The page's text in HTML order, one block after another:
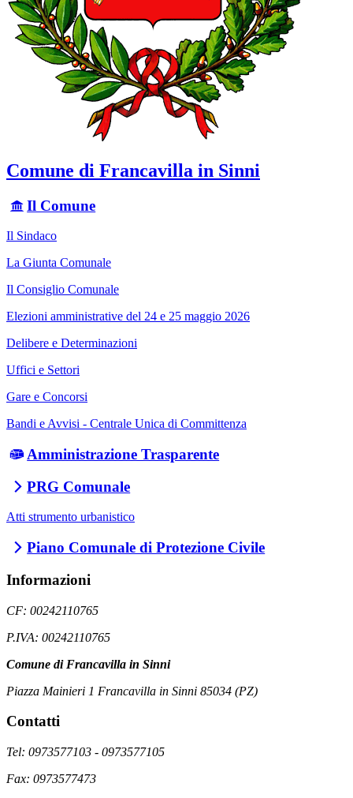
Comune di Francavilla in Sinni
Il Comune
Il Sindaco
La Giunta Comunale
Il Consiglio Comunale
Elezioni amministrative del 24 e 25 maggio 2026
Delibere e Determinazioni
Uffici e Settori
Gare e Concorsi
Bandi e Avvisi - Centrale Unica di Committenza
Amministrazione Trasparente
PRG Comunale
Atti strumento urbanistico
Piano Comunale di Protezione Civile
Informazioni
CF: 00242110765
P.IVA: 00242110765
Comune di Francavilla in Sinni
Piazza Mainieri 1 Francavilla in Sinni 85034 (PZ)
Contatti
Tel: 0973577103 - 0973577105
Fax: 0973577473